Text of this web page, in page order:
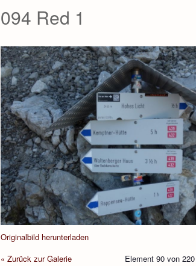
094 Red 1
Originalbild herunterladen
« Zurück zur Galerie
Element 90 von 220